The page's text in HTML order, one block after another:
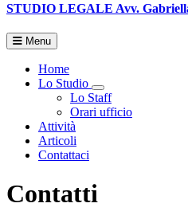
STUDIO LEGALE Avv.
Menu
Home
Lo Studio
Toggle Dropdown
Lo Staff
Orari ufficio
Attività
Articoli
Contattaci
Contatti